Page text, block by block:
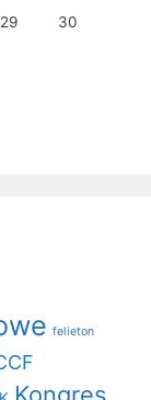
29 30
felieton